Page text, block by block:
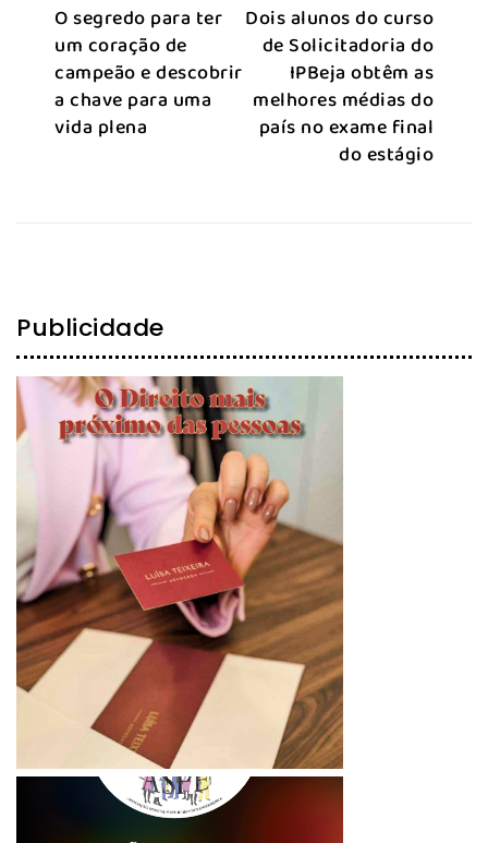
O segredo para ter
um coração de
campeão e descobrir
a chave para uma
vida plena
Dois alunos do curso
de Solicitadoria do
IPBeja obtêm as
melhores médias do
país no exame final
do estágio
Publicidade